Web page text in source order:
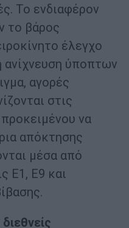
Το ενδιαφέρον
το βάρος
έλεγχο
ανίχνευση ύποπτων
αγορές
στις
να
απόκτησης
μέσα από
Ε1, Ε9 και